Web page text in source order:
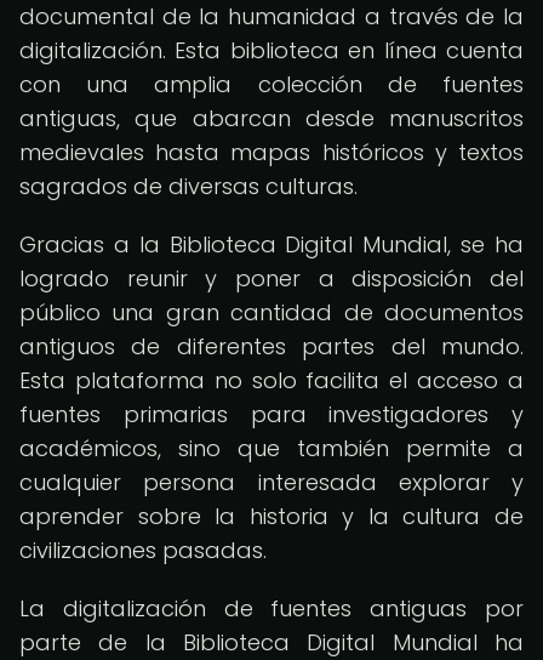
documental de la humanidad a través de la
digitalización. Esta biblioteca en línea cuenta
con una amplia colección de fuentes
antiguas, que abarcan desde manuscritos
medievales hasta mapas históricos y textos
sagrados de diversas culturas.
Gracias a la Biblioteca Digital Mundial, se ha
logrado reunir y poner a disposición del
público una gran cantidad de documentos
antiguos de diferentes partes del mundo.
Esta plataforma no solo facilita el acceso a
fuentes primarias para investigadores y
académicos, sino que también permite a
cualquier persona interesada explorar y
aprender sobre la historia y la cultura de
civilizaciones pasadas.
La digitalización de fuentes antiguas por
parte de la Biblioteca Digital Mundial ha